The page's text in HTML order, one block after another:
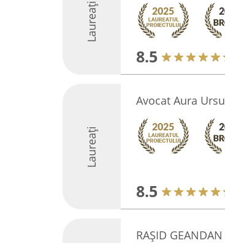
Laureați
8.5
Laureați
Avocat Aura Ursu
8.5
RAŞID GEANDAN